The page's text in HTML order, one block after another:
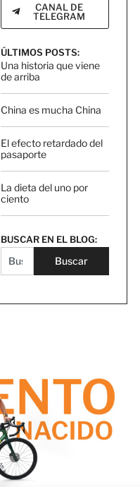
CANAL DE
TELEGRAM
ÚLTIMOS POSTS:
Una historia que viene
de arriba
China es mucha China
El efecto retardado del
pasaporte
La dieta del uno por
ciento
BUSCAR EN EL BLOG:
Buscar